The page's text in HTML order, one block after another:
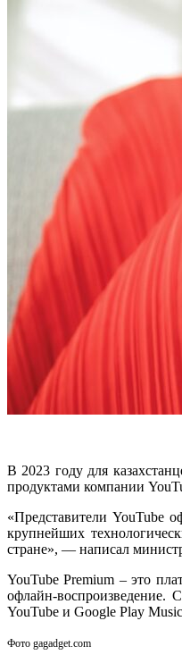
В 2023 году для
продуктами компании
«Представители YouTube
крупнейших
стране», — написал
YouTube Premium – это
офлайн-
YouTube и Google Play
Фото gagadget.com